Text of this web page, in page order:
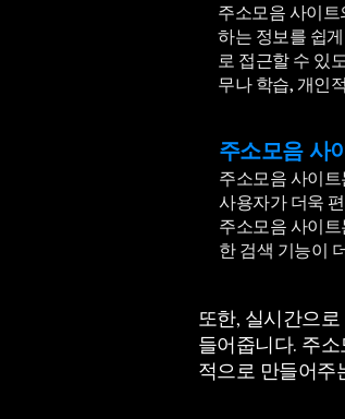
주소모음 사이
하는 정보를 쉽
로 접근할 수 있
무나 학습, 개인
주소모음 사
주소모음 사이
사용자가 더욱
주소모음 사이
한 검색 기능이
또한, 실시간으
들어줍니다. 주
적으로 만들어주